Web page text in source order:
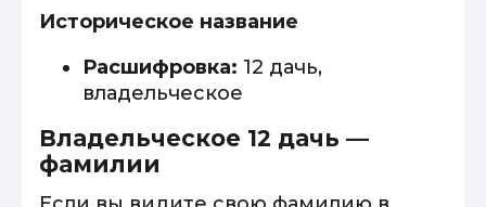
Историческое название
Расшифровка: 12 дачь,
владельческое
Владельческое 12 дачь —
фамилии